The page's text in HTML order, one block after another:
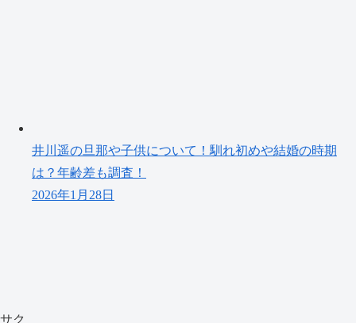
井川遥の旦那や子供について！馴れ初めや結婚の時期
は？年齢差も調査！
2026年1月28日
サク